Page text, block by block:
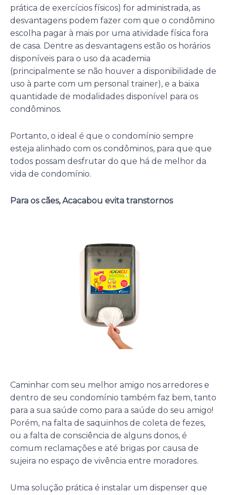
prática de exercícios físicos) for administrada, as
desvantagens podem fazer com que o condômino
escolha pagar à mais por uma atividade física fora
de casa. Dentre as desvantagens estão os horários
disponíveis para o uso da academia
(principalmente se não houver a disponibilidade de
uso à parte com um personal trainer), e a baixa
quantidade de modalidades disponível para os
condôminos.
Portanto, o ideal é que o condomínio sempre
esteja alinhado com os condôminos, para que que
todos possam desfrutar do que há de melhor da
vida de condomínio.
Para os cães, Acacabou evita transtornos
Caminhar com seu melhor amigo nos arredores e
dentro de seu condomínio também faz bem, tanto
para a sua saúde como para a saúde do seu amigo!
Porém, na falta de saquinhos de coleta de fezes,
ou a falta de consciência de alguns donos, é
comum reclamações e até brigas por causa de
sujeira no espaço de vivência entre moradores.
Uma solução prática é instalar um dispenser que